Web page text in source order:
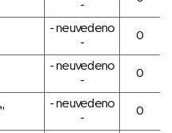
-
- neuvedeno
-
0
- neuvedeno
-
0
- neuvedeno
-
0